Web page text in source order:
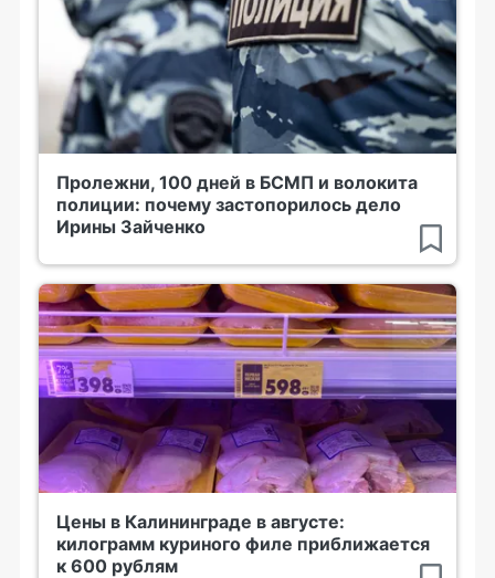
Пролежни, 100 дней в БСМП и волокита
полиции: почему застопорилось дело
Ирины Зайченко
Цены в Калининграде в августе:
килограмм куриного филе приближается
к 600 рублям